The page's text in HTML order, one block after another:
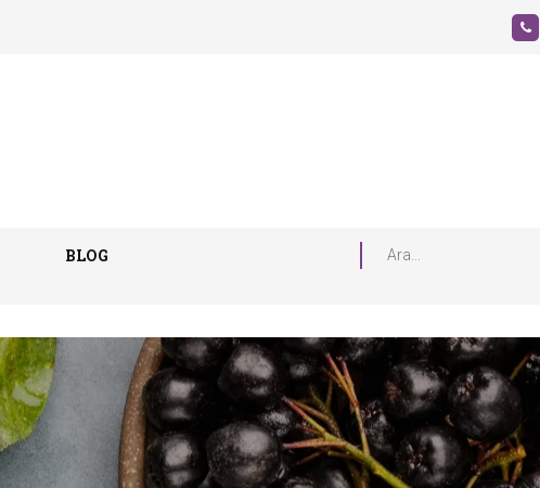
BLOG